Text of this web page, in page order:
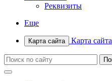
Реквизиты
Еще
Карта сайта Карта сайта